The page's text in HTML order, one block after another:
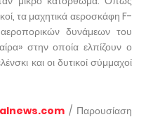
τα μαχητικά αεροσκάφη F-
δυνάμεων του
στην οποία ελπίζουν ο
και οι δυτικοί σύμμαχοί
/ Παρουσίαση